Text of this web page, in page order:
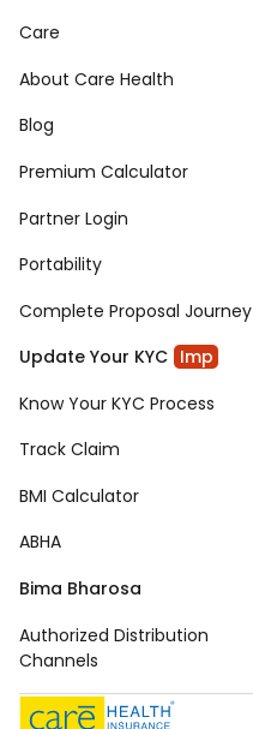
Care
About Care Health
Blog
Premium Calculator
Partner Login
Portability
Complete Proposal Journey
Update Your KYC Imp
Know Your KYC Process
Track Claim
BMI Calculator
ABHA
Bima Bharosa
Authorized Distribution
Channels